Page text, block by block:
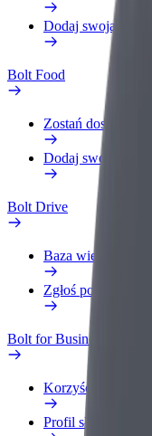
Dodaj swoją
Bolt Food
Zostań dostawcą
Dodaj swoją
Bolt Drive
Baza wiedzy
Zgłoś pojazd
Bolt for Business
Korzyści
Profil służbowy